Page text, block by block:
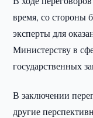
время, со стороны
эксперты для
Министерству в
государственных
В заключении
другие